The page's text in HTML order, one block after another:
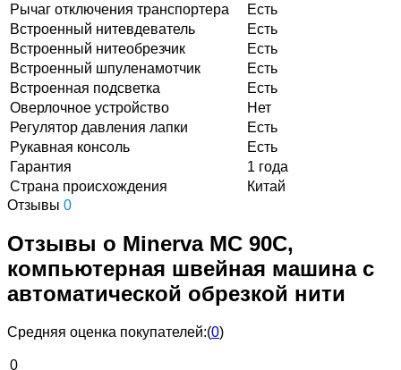
Рычаг отключения транспортера
Есть
Встроенный нитевдеватель
Есть
Встроенный нитеобрезчик
Есть
Встроенный шпуленамотчик
Есть
Встроенная подсветка
Есть
Оверлочное устройство
Нет
Регулятор давления лапки
Есть
Рукавная консоль
Есть
Гарантия
1 года
Страна происхождения
Китай
Отзывы 0
Отзывы о Minerva MC 90C,
компьютерная швейная машина с
автоматической обрезкой нити
Средняя оценка покупателей:(0)
0